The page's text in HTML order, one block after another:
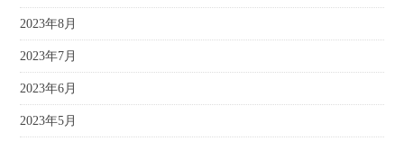
2023年8月
2023年7月
2023年6月
2023年5月